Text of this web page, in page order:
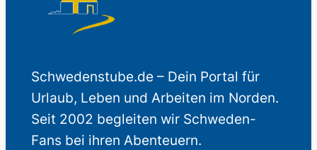
Schwedenstube.de – Dein Portal für
Urlaub, Leben und Arbeiten im Norden.
Seit 2002 begleiten wir Schweden-
Fans bei ihren Abenteuern.